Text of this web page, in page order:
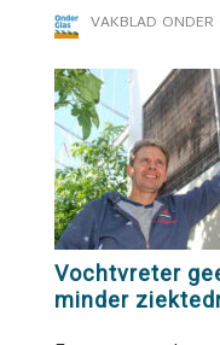
VAKBLAD ONDER
Vochtvreter
minder